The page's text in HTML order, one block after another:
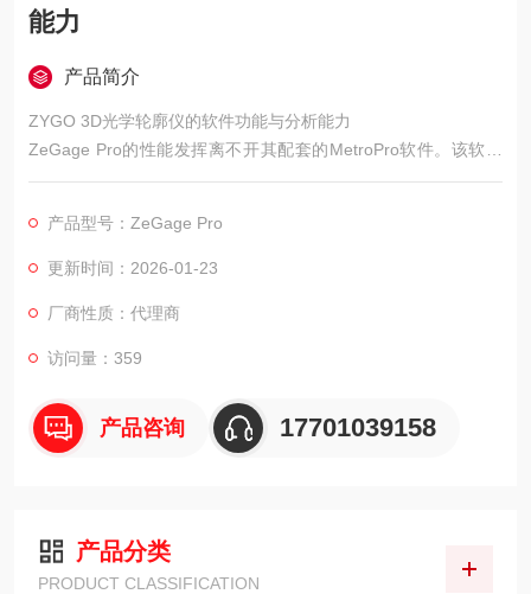
能力
产品简介
ZYGO 3D光学轮廓仪的软件功能与分析能力
ZeGage Pro的性能发挥离不开其配套的MetroPro软件。该软件
是仪器的控制中枢和数据分析平台，其功能设计考虑了从初学者
产品型号：ZeGage Pro
更新时间：2026-01-23
厂商性质：代理商
访问量：359
产品咨询 17701039158
产品分类
PRODUCT CLASSIFICATION